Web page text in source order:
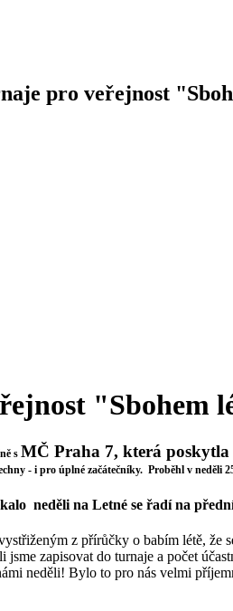
pro veřejnost
"Sbohem
s MČ Praha 7, která poskytla
- i pro úplné začátečníky. Proběhl v neděli
neděli na Letné se řadí na
z přírůčky o babím létě, že
zapisovat do turnaje a počet
neděli! Bylo to pro nás velmi